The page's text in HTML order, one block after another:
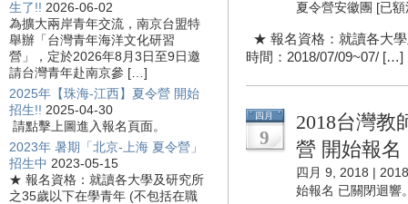
生了!! 2026-06-02
為擴大兩岸青年交流，南京台盟特
舉辦「台灣青年海洋文化研習
營」，定於2026年8月3日至9日邀
請台灣青年赴南京參 […]
2025年【珠海-江西】夏令營 開始
招生!! 2025-04-30
請點擊上圖進入報名頁面。
2023年 暑期「北京-上海 夏令營」
招生中 2023-05-15
★ 報名資格：就讀各大學及研究所
之35歲以下在學青年 (不包括在職
夏令營安徽團 [已
★ 報名資格：就讀各大
時間：2018/07/09~07/ […]
四月
9
2018台灣教
營 開始報名
四月 9, 2018 |
始報名 已關閉迴響